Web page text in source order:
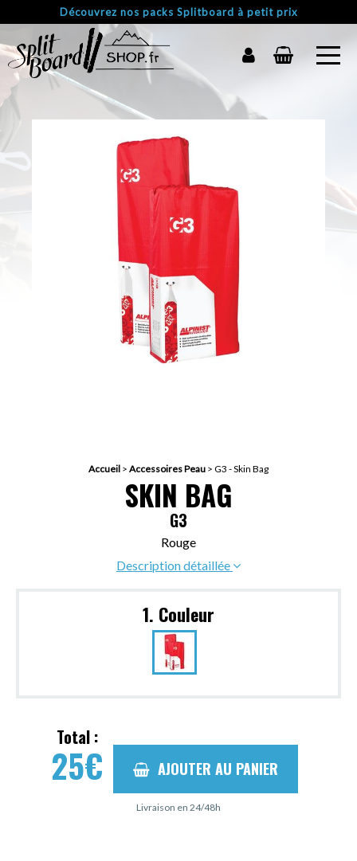
Découvrez nos packs Splitboard à petit prix
Accueil > Accessoires Peau > G3 - Skin Bag
SKIN BAG
G3
Rouge
Description détaillée
1. Couleur
Total :
25€ AJOUTER AU PANIER
Livraison en 24/48h